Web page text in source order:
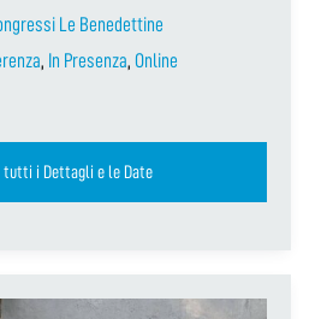
Le Benedettine
, In Presenza, Online
tutti i Dettagli e le Date